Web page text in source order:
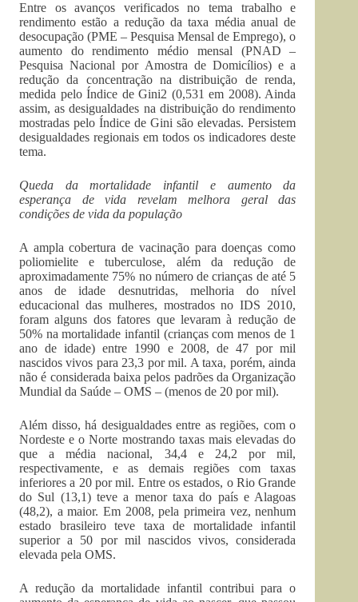
Entre os avanços verificados no tema trabalho e
rendimento estão a redução da taxa média anual de
desocupação (PME – Pesquisa Mensal de Emprego), o
aumento do rendimento médio mensal (PNAD –
Pesquisa Nacional por Amostra de Domicílios) e a
redução da concentração na distribuição de renda,
medida pelo Índice de Gini2 (0,531 em 2008). Ainda
assim, as desigualdades na distribuição do rendimento
mostradas pelo Índice de Gini são elevadas. Persistem
desigualdades regionais em todos os indicadores deste
tema.
Queda da mortalidade infantil e aumento da
esperança de vida revelam melhora geral das
condições de vida da população
A ampla cobertura de vacinação para doenças como
poliomielite e tuberculose, além da redução de
aproximadamente 75% no número de crianças de até 5
anos de idade desnutridas, melhoria do nível
educacional das mulheres, mostrados no IDS 2010,
foram alguns dos fatores que levaram à redução de
50% na mortalidade infantil (crianças com menos de 1
ano de idade) entre 1990 e 2008, de 47 por mil
nascidos vivos para 23,3 por mil. A taxa, porém, ainda
não é considerada baixa pelos padrões da Organização
Mundial da Saúde – OMS – (menos de 20 por mil).
Além disso, há desigualdades entre as regiões, com o
Nordeste e o Norte mostrando taxas mais elevadas do
que a média nacional, 34,4 e 24,2 por mil,
respectivamente, e as demais regiões com taxas
inferiores a 20 por mil. Entre os estados, o Rio Grande
do Sul (13,1) teve a menor taxa do país e Alagoas
(48,2), a maior. Em 2008, pela primeira vez, nenhum
estado brasileiro teve taxa de mortalidade infantil
superior a 50 por mil nascidos vivos, considerada
elevada pela OMS.
A redução da mortalidade infantil contribui para o